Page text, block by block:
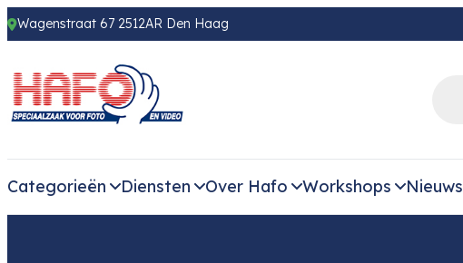
Wagenstraat 67 2512AR Den Haag
Categorieën Diensten Over Hafo Workshops Nieuws